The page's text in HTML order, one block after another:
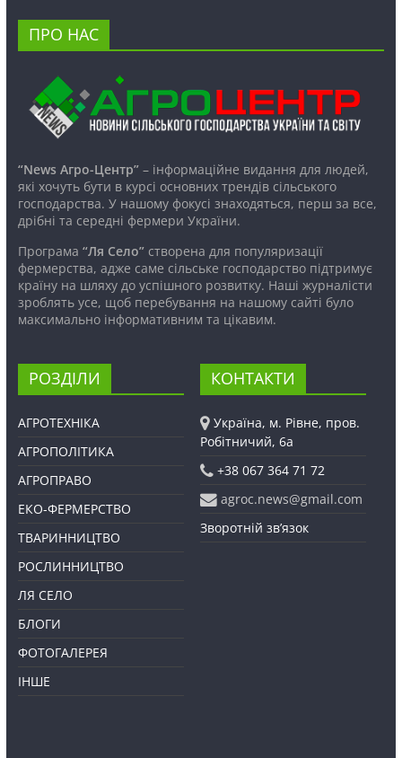
ПРО НАС
“News Агро-Центр”– інформаційне видання для людей,
які хочуть бути в курсі основних трендів сільського
господарства. У нашому фокусі знаходяться, перш за все,
дрібні та середні фермери України.
Програма “Ля Село”створена для популяризації
фермерства, адже саме сільське господарство підтримує
країну на шляху до успішного розвитку. Наші журналісти
зроблять усе, щоб перебування на нашому сайті було
максимально інформативним та цікавим.
РОЗДІЛИ
АГРОТЕХНІКА
АГРОПОЛІТИКА
АГРОПРАВО
ЕКО-ФЕРМЕРСТВО
ТВАРИННИЦТВО
РОСЛИННИЦТВО
ЛЯ СЕЛО
БЛОГИ
ФОТОГАЛЕРЕЯ
ІНШЕ
КОНТАКТИ
Україна, м. Рівне, пров.
Робітничий, 6а
+38 067 364 71 72
agroc.news@gmail.com
Зворотній зв’язок